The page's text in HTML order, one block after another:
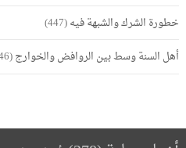
خطورة الشرك والشبهة فيه(447)
أهل السنة وسط بين الروافض والخوارج(446)